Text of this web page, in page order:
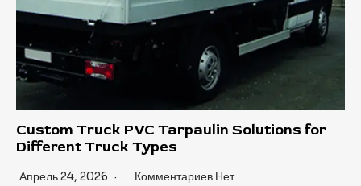
Custom Truck PVC Tarpaulin Solutions for
Different Truck Types
Апрель 24, 2026 Комментариев Нет